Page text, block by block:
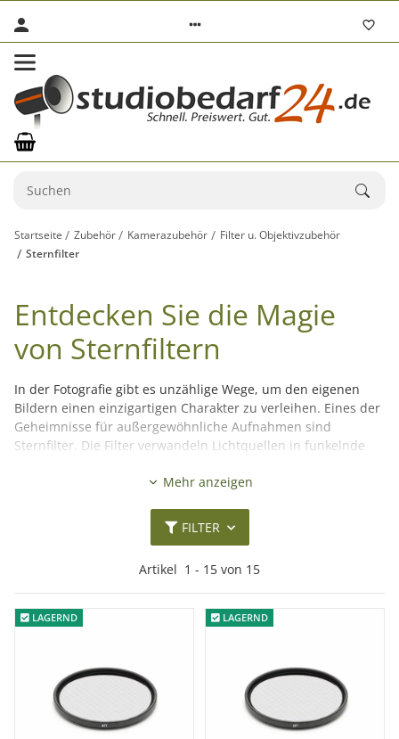
Startseite Zubehör Kamerazubehör
Filter u. Objektivzubehör
Sternfilter
Entdecken Sie die Magie
von Sternfiltern
In der Fotografie gibt es unzählige Wege, um den eigenen
Bildern einen einzigartigen Charakter zu verleihen. Eines der
Geheimnisse für außergewöhnliche Aufnahmen sind
Sternfilter. Die Filter verwandeln Lichtquellen in funkelnde
Hobbyfotograf – studiobedarf24.de bietet Ihnen erstklassige
Mehr anzeigen
FILTER
Artikel 1 - 15 von 15
LAGERND
LAGERND LAGERND
LAGERND